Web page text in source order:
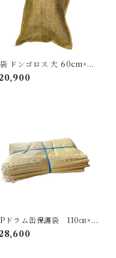
ドンゴロス 大 60cm×H1
２５枚セット
ドラム缶保護袋 110㎝×1
㎝ ダブル(2重) 輸入品
枚入